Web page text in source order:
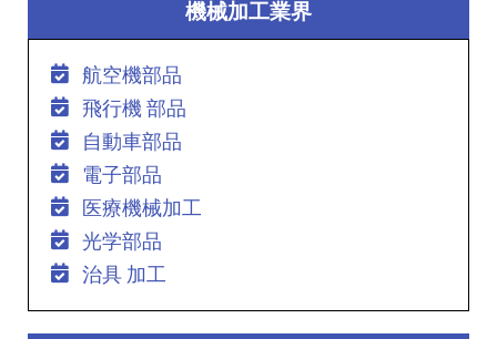
機械加工業界
航空機部品
飛行機 部品
自動車部品
電子部品
医療機械加工
光学部品
治具 加工